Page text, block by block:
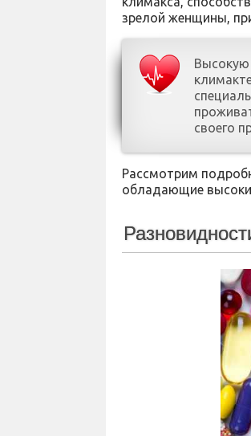
зрелой женщины,
Высокую
своего
Рассмотрим
обладающие